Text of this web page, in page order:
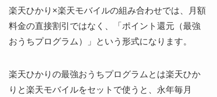
楽天ひかり×楽天モバイルの組み合わせでは、月額
料金の直接割引ではなく、「ポイント還元（最強
おうちプログラム）」という形式になります。
楽天ひかりの最強おうちプログラムとは楽天ひか
りと楽天モバイルをセットで使うと、永年毎月